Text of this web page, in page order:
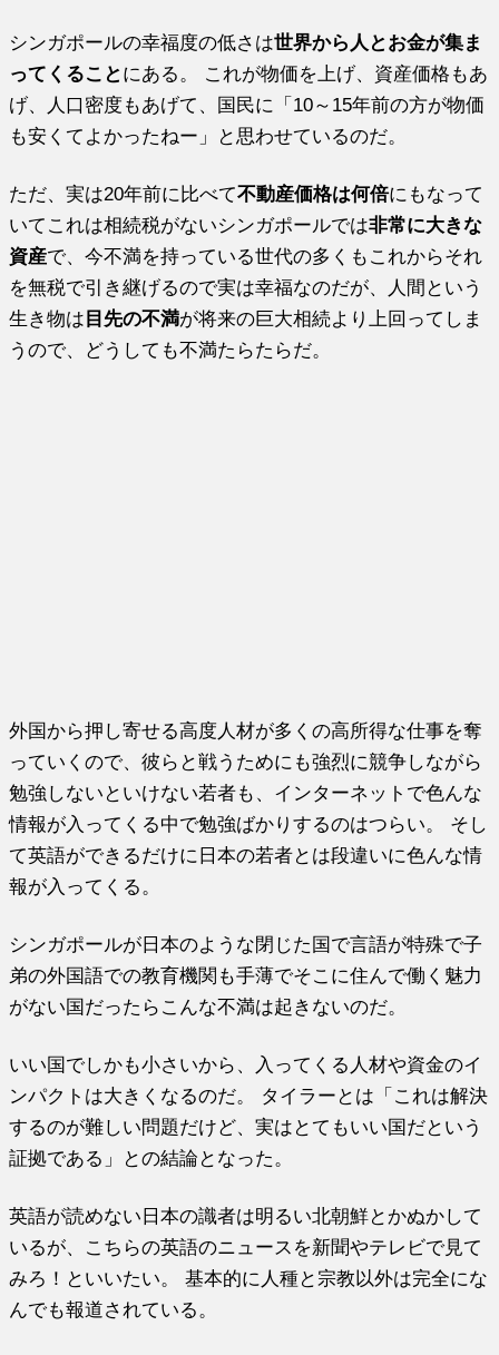
シンガポールの幸福度の低さは世界から人とお金が集ま
ってくることにある。 これが物価を上げ、資産価格もあ
げ、人口密度もあげて、国民に「10～15年前の方が物価
も安くてよかったねー」と思わせているのだ。
ただ、実は20年前に比べて不動産価格は何倍にもなって
いてこれは相続税がないシンガポールでは非常に大きな
資産で、今不満を持っている世代の多くもこれからそれ
を無税で引き継げるので実は幸福なのだが、人間という
生き物は 目先の不満が将来の巨大相続より上回ってしま
うので、どうしても不満たらたらだ。
外国から押し寄せる高度人材が多くの高所得な仕事を奪
っていくので、彼らと戦うためにも強烈に競争しながら
勉強しないといけない若者も、インターネットで色んな
情報が入ってくる中で勉強ばかりするのはつらい。 そし
て英語ができるだけに日本の若者とは段違いに色んな情
報が入ってくる。
シンガポールが日本のような閉じた国で言語が特殊で子
弟の外国語での教育機関も手薄でそこに住んで働く魅力
がない国だったらこんな不満は起きないのだ。
いい国でしかも小さいから、入ってくる人材や資金のイ
ンパクトは大きくなるのだ。 タイラーとは「これは解決
するのが難しい問題だけど、実はとてもいい国だという
証拠である」との結論となった。
英語が読めない日本の識者は明るい北朝鮮とかぬかして
いるが、こちらの英語のニュースを新聞やテレビで見て
みろ！といいたい。 基本的に人種と宗教以外は完全にな
んでも報道されている。